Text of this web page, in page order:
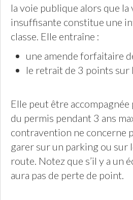
la voie publique alors que
insuffisante constitue une
classe. Elle entraîne :
une amende forfaitaire
le retrait de 3 points sur
Elle peut être accompagnée
du permis pendant 3 ans
contravention ne concerne
garer sur un parking ou sur
route. Notez que s’il y a un
aura pas de perte de point.